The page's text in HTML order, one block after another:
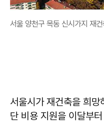
서울 양천구 목동 신시가지 재
서울시가 재건축을 희
단 비용 지원을 이달부